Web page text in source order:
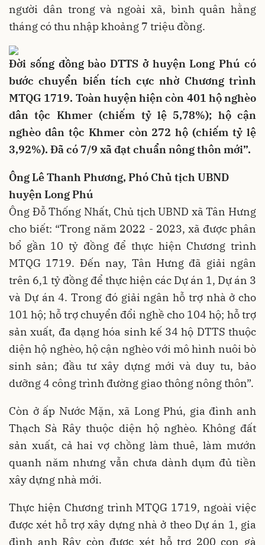
người dân trong và ngoài xã, bình quân hằng
tháng có thu nhập khoảng 7 triệu đồng.
Đời sống đồng bào DTTS ở huyện Long Phú có
bước chuyển biến tích cực nhờ Chương trình
MTQG 1719. Toàn huyện hiện còn 401 hộ nghèo
dân tộc Khmer (chiếm tỷ lệ 5,78%); hộ cận
nghèo dân tộc Khmer còn 272 hộ (chiếm tỷ lệ
3,92%). Đã có 7/9 xã đạt chuẩn nông thôn mới”.
Ông Lê Thanh Phương, Phó Chủ tịch UBND
huyện Long Phú
Ông Đỗ Thống Nhất, Chủ tịch UBND xã Tân Hưng
cho biết: “Trong năm 2022 - 2023, xã được phân
bổ gần 10 tỷ đồng để thực hiện Chương trình
MTQG 1719. Đến nay, Tân Hưng đã giải ngân
trên 6,1 tỷ đồng để thực hiện các Dự án 1, Dự án 3
và Dự án 4. Trong đó giải ngân hỗ trợ nhà ở cho
101 hộ; hỗ trợ chuyển đổi nghề cho 104 hộ; hỗ trợ
sản xuất, đa dạng hóa sinh kế 34 hộ DTTS thuộc
diện hộ nghèo, hộ cận nghèo với mô hình nuôi bò
sinh sản; đầu tư xây dựng mới và duy tu, bảo
dưỡng 4 công trình đường giao thông nông thôn”.
Còn ở ấp Nước Mặn, xã Long Phú, gia đình anh
Thạch Sà Rây thuộc diện hộ nghèo. Không đất
sản xuất, cả hai vợ chồng làm thuê, làm mướn
quanh năm nhưng vẫn chưa dành dụm đủ tiền
xây dựng nhà mới.
Thực hiện Chương trình MTQG 1719, ngoài việc
được xét hỗ trợ xây dựng nhà ở theo Dự án 1, gia
đình anh Rây còn được xét hỗ trợ 200 con gà